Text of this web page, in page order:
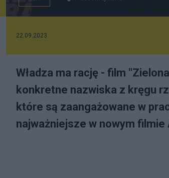
22.09.2023
Władza ma rację - film
konkretne nazwiska z kręgu
które są zaangażowane w
najważniejsze w nowym filmie